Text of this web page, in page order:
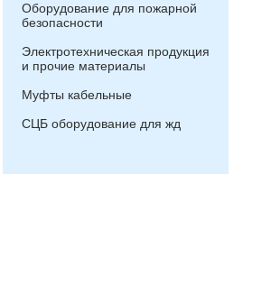
Оборудование для пожарной
безопасности
Электротехническая продукция
и прочие материалы
Муфты кабельные
СЦБ оборудование для жд